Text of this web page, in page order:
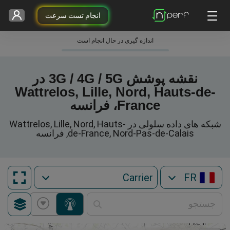
انجام تست سرعت
اندازه گیری در حال انجام است
نقشه پوشش 3G / 4G / 5G در
Wattrelos, Lille, Nord, Hauts-de-
France، فرانسه
شبکه های داده سلولی در Wattrelos, Lille, Nord, Hauts-
de-France, Nord-Pas-de-Calais, فرانسه
FR